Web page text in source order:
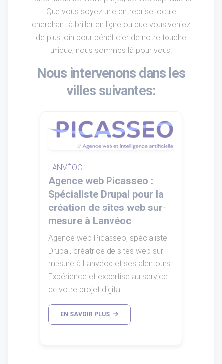
Que vous soyez une entreprise locale
cherchant à briller en ligne ou que vous veniez
de plus loin pour bénéficier de notre touche
unique, nous sommes là pour vous.
Nous intervenons dans les
villes suivantes:
LANVÉOC
Agence web Picasseo :
Spécialiste Drupal pour la
création de sites web sur-
mesure à Lanvéoc
Agence web Picasseo, spécialiste
Drupal, créatrice de sites web sur-
mesure à Lanvéoc et ses alentours.
Expérience et expertise au service
de votre projet digital.
EN SAVOIR PLUS